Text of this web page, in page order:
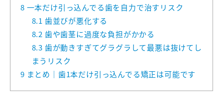
8 一本だけ引っ込んでる歯を自力で治すリスク
8.1 歯並びが悪化する
8.2 歯や歯茎に過度な負担がかかる
8.3 歯が動きすぎてグラグラして最悪は抜けてし
まうリスク
9 まとめ｜歯1本だけ引っ込んでる矯正は可能です